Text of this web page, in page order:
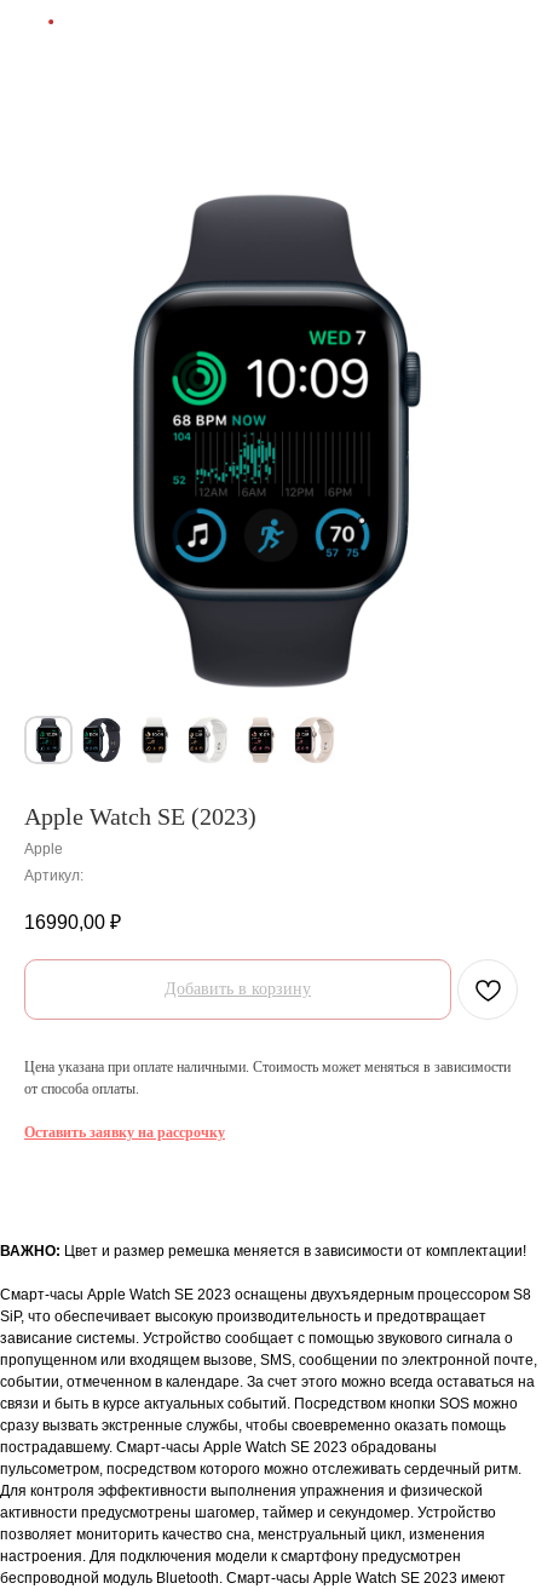
Apple Watch SE (2023)
Apple
Артикул:
16990,00 ₽
Добавить в корзину
Цена указана при оплате наличными. Стоимость может меняться в зависимости
от способа оплаты.
Оставить заявку на рассрочку
ВАЖНО: Цвет и размер ремешка меняется в зависимости от комплектации!
Смарт-часы Apple Watch SE 2023 оснащены двухъядерным процессором S8
SiP, что обеспечивает высокую производительность и предотвращает
зависание системы. Устройство сообщает с помощью звукового сигнала о
пропущенном или входящем вызове, SMS, сообщении по электронной почте,
событии, отмеченном в календаре. За счет этого можно всегда оставаться на
связи и быть в курсе актуальных событий. Посредством кнопки SOS можно
сразу вызвать экстренные службы, чтобы своевременно оказать помощь
пострадавшему. Смарт-часы Apple Watch SE 2023 обрадованы
пульсометром, посредством которого можно отслеживать сердечный ритм.
Для контроля эффективности выполнения упражнения и физической
активности предусмотрены шагомер, таймер и секундомер. Устройство
позволяет мониторить качество сна, менструальный цикл, изменения
настроения. Для подключения модели к смартфону предусмотрен
беспроводной модуль Bluetooth. Смарт-часы Apple Watch SE 2023 имеют